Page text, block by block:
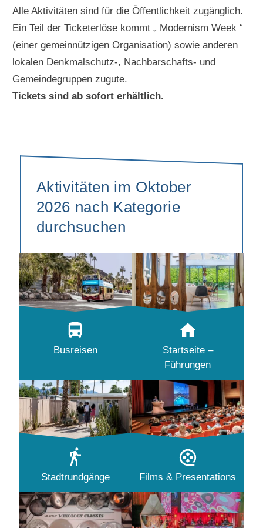
Alle Aktivitäten sind für die Öffentlichkeit zugänglich.
Ein Teil der Ticketerlöse kommt „ Modernism Week “
(einer gemeinnützigen Organisation) sowie anderen
lokalen Denkmalschutz-, Nachbarschafts- und
Gemeindegruppen zugute.
Tickets sind ab sofort erhältlich.
Aktivitäten im Oktober
2026 nach Kategorie
durchsuchen
Busreisen
Startseite –
Führungen
Stadtrundgänge Films & Presentations